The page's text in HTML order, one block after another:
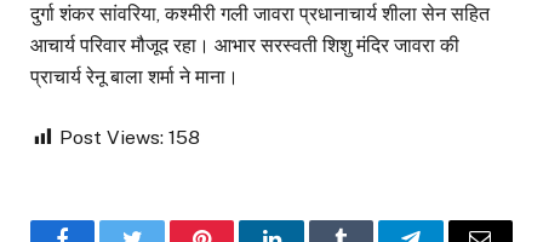
दुर्गा शंकर सांवरिया, कश्मीरी गली जावरा प्रधानाचार्य शीला सेन सहित
आचार्य परिवार मौजूद रहा। आभार सरस्वती शिशु मंदिर जावरा की
प्राचार्य रेनू बाला शर्मा ने माना।
Post Views: 158